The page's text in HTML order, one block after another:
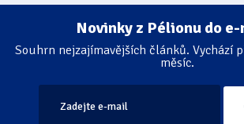
Novinky z Pélionu do
Souhrn nejzajímavějších článků. Vychází
měsíc.